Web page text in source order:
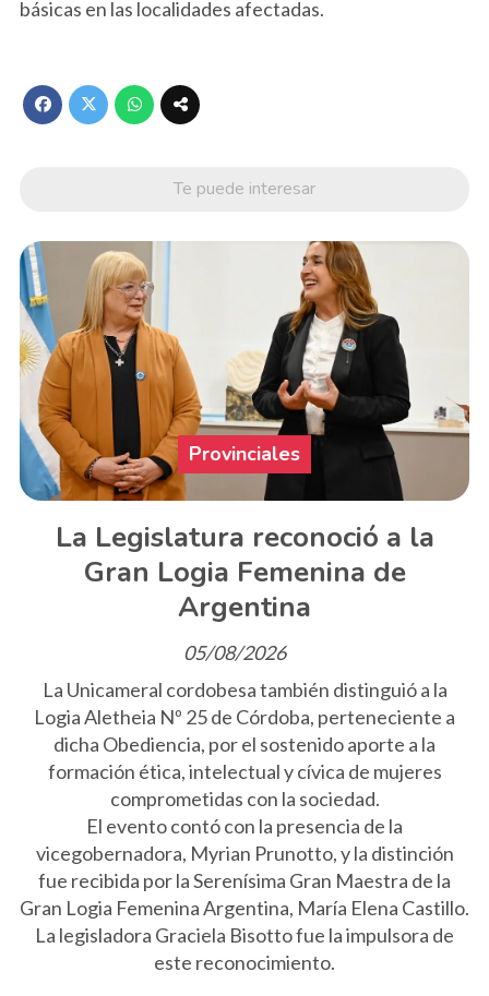
básicas en las localidades afectadas.
Te puede interesar
La Legislatura reconoció a la
Gran Logia Femenina de
Argentina
Provinciales
05/08/2026
La Unicameral cordobesa también distinguió a la
Logia Aletheia Nº 25 de Córdoba, perteneciente a
dicha Obediencia, por el sostenido aporte a la
formación ética, intelectual y cívica de mujeres
comprometidas con la sociedad.
El evento contó con la presencia de la
vicegobernadora, Myrian Prunotto, y la distinción
fue recibida por la Serenísima Gran Maestra de la
Gran Logia Femenina Argentina, María Elena Castillo.
La legisladora Graciela Bisotto fue la impulsora de
este reconocimiento.